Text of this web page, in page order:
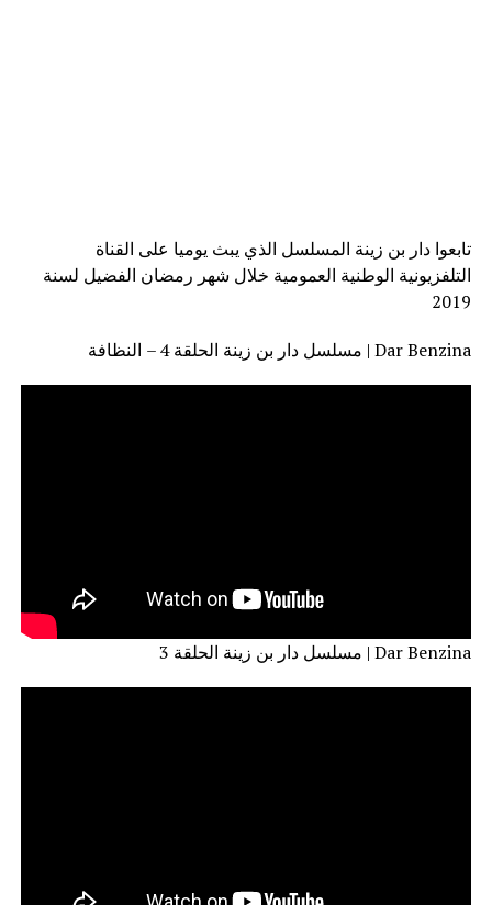
تابعوا دار بن زينة المسلسل الذي يبث يوميا على القناة
التلفزيونية الوطنية العمومية خلال شهر رمضان الفضيل لسنة
2019
مسلسل دار بن زينة الحلقة 4 – النظافة | Dar Benzina
مسلسل دار بن زينة الحلقة 3 | Dar Benzina